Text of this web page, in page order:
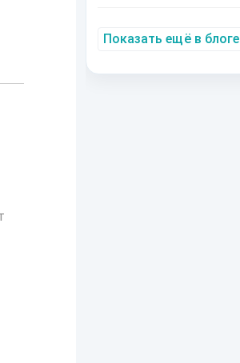
Показать ещё в блоге